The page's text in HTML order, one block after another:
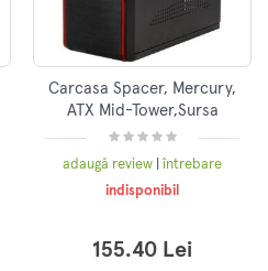
Carcasa Spacer, Mercury,
ATX Mid-Tower,Sursa
450W, Neagra
adaugă review |întrebare
indisponibil
155.40 Lei